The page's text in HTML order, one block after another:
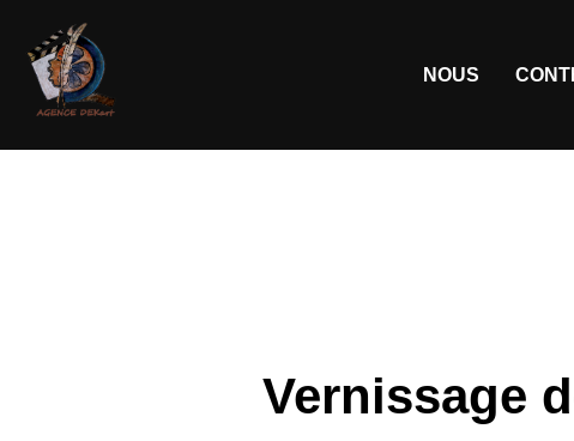
NOUS
Vernissage